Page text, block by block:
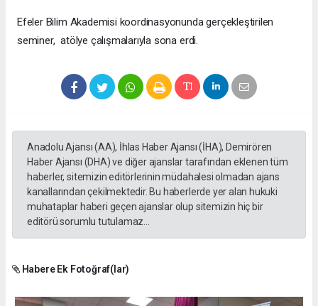
Efeler Bilim Akademisi koordinasyonunda gerçekleştirilen
seminer, atölye çalışmalarıyla sona erdi.
Anadolu Ajansı (AA), İhlas Haber Ajansı (İHA), Demirören
Haber Ajansı (DHA) ve diğer ajanslar tarafından eklenen tüm
haberler, sitemizin editörlerinin müdahalesi olmadan ajans
kanallarından çekilmektedir. Bu haberlerde yer alan hukuki
muhataplar haberi geçen ajanslar olup sitemizin hiç bir
editörü sorumlu tutulamaz...
Habere Ek Fotoğraf(lar)